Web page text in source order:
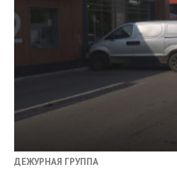
ДЕЖУРНАЯ ГРУППА